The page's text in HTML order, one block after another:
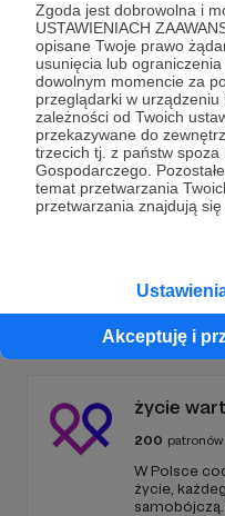
Zgoda jest dobrowolna i
USTAWIENIACH
opisane Twoje prawo
usunięcia lub
dowolnym momencie za
przeglądarki w
zależności od Twoich
przekazywane do
trzecich tj. z państw
Gospodarczego.
temat przetwarzania
przetwarzania znajdują
Akceptuję i
Dołącz do
Wesprzyj działalność
Promowani
życie
200 patronów
W Polsce
życie,